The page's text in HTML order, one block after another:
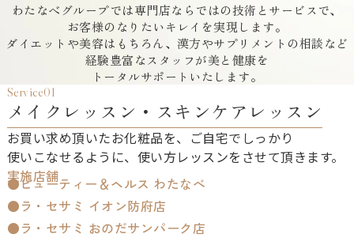
わた​なべグループでは​専門店ならではの​技術と​サービスで、​
お客様の​なりたい​キレイを​実現します。
ダイエットや​美容は​もちろん、​漢方や​サプリメントの​相談など
経験豊富な​スタッフが​美と​健康を​
トータルサポートいたします。
Service01
メイクレッスン・スキンケアレッスン
お買い​求め頂いた​お化粧品を、​ご自宅で​しっかり​
使いこなせるように、​使い方レッスンを​させて​頂きます。
実施店舗
ビューティー＆ヘルス わたなべ
ラ・セサミ イオン防府店
ラ・セサミ おのだサンパーク店